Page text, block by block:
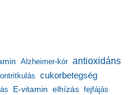
Alzheimer-kór antioxidáns
cukorbetegség
E-vitamin elhízás fejfájás